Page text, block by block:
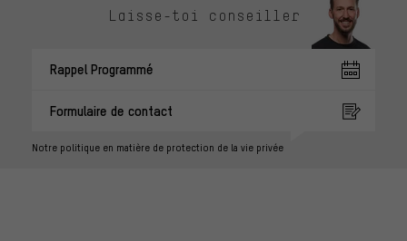
Laisse-toi conseiller
Rappel Programmé
Formulaire de contact
Notre politique en matière de protection de la vie privée